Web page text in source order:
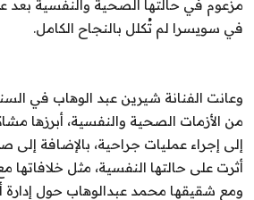
مزعوم في حالتها الصحية والنفسية بعد
في سويسرا لم تُكلل بالنجاح الكامل.
وعانت الفنانة شيرين عبد الوهاب في
من الأزمات الصحية والنفسية، أبرزها
إلى إجراء عمليات جراحية، بالإضافة
أثرت على حالتها النفسية، مثل
ومع شقيقها محمد عبدالوهاب حول إدارة